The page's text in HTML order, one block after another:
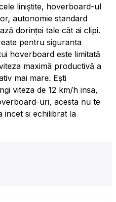
liniștite, hoverboard-ul
autonomie standard
dorinței tale cât ai clipi.
pentru siguranta
hoverboard este limitată
maximă productivă a
mai mare. Ești
viteza de 12 km/h insa,
uri, acesta nu te
incet si echilibrat la